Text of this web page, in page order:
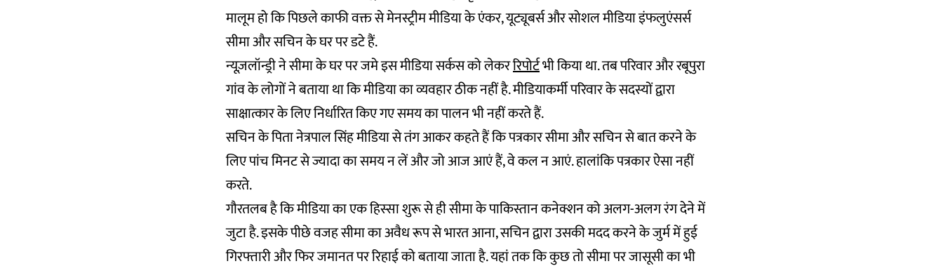
मालूम हो कि पिछले काफी वक्त से मेनस्ट्रीम मीडिया के एंकर, यूट्यूबर्स और सोशल मीडिया इंफलुएंसर्स
सीमा और सचिन के घर पर डटे हैं.
न्यूज़लॉन्ड्री ने सीमा के घर पर जमे इस मीडिया सर्कस को लेकररिपोर्टभी किया था. तब परिवार और रबूपुरा
गांव के लोगों ने बताया था कि मीडिया का व्यवहार ठीक नहीं है. मीडियाकर्मी परिवार के सदस्यों द्वारा
साक्षात्कार के लिए निर्धारित किए गए समय का पालन भी नहीं करते हैं.
सचिन के पिता नेत्रपाल सिंह मीडिया से तंग आकर कहते हैं कि पत्रकार सीमा और सचिन से बात करने के
लिए पांच मिनट से ज्यादा का समय न लें और जो आज आएं हैं, वे कल न आएं. हालांकि पत्रकार ऐसा नहीं
करते.
गौरतलब है कि मीडिया का एक हिस्सा शुरू से ही सीमा के पाकिस्तान कनेक्शन को अलग-अलग रंग देने में
जुटा है. इसके पीछे वजह सीमा का अवैध रूप से भारत आना, सचिन द्वारा उसकी मदद करने के जुर्म में हुई
गिरफ्तारी और फिर जमानत पर रिहाई को बताया जाता है. यहां तक कि कुछ तो सीमा पर जासूसी का भी